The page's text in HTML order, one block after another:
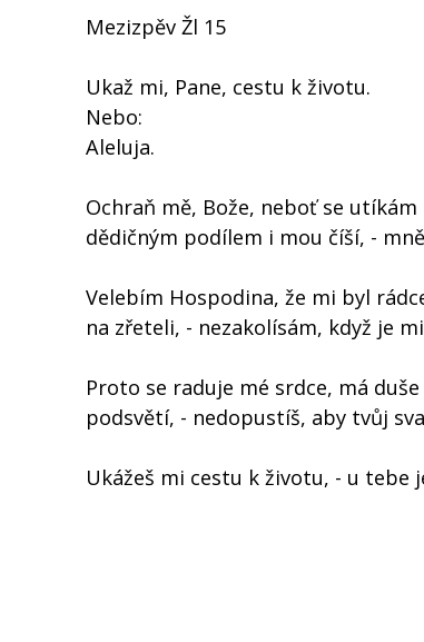
Mezizpěv Žl 15
Ukaž mi, Pane, cestu k životu.
Nebo:
Aleluja.
Ochraň mě, Bože, neboť se
dědičným podílem i mou číší, -
Velebím Hospodina, že mi byl
na zřeteli, - nezakolísám, když je
Proto se raduje mé srdce, má
podsvětí, - nedopustíš, aby tvůj
Ukážeš mi cestu k životu, - u tebe